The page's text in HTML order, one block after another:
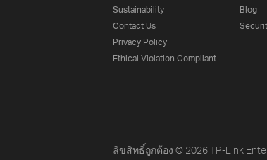
Sustainability
Contact Us
Privacy Policy
Ethical Violation Compliant
Blog
ลิขสิทธิ์ถูกต้อง © 2026 TP-Link